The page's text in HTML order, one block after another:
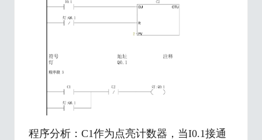
程序分析：C1作为点亮计数器，当I0.1接通